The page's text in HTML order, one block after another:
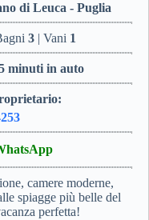
di Leuca - Puglia
3| Vani 1
minuti in auto
camere moderne,
spiagge più belle del
perfetta!